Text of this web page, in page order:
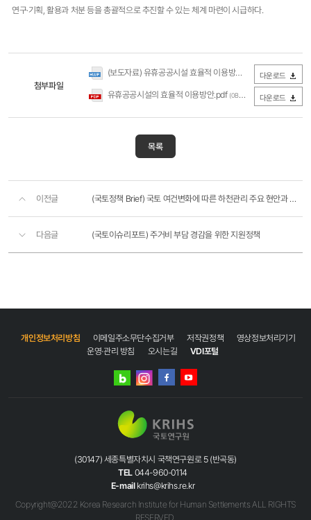
연구‧기획, 활용과 처분 등을 총괄적으로 추진할 수 있는 체계 마련이 시급하다.
첨부파일
(보도자료) 유휴공공시설 효율적 이용방안(국토정책브리프).hwp 다운로드
유휴공공시설의 효율적 이용방안.pdf (0Byte / 다운로드 720회) 다운로드
목록
이전글 (국토정책 Brief) 국토 여건변화에 따른 하천관리 주요 현안과 정책과제
다음글 (국토이슈리포트) 주거비 부담 경감을 위한 지원정책
개인정보처리방침 이메일주소무단수집거부 저작권정책
영상정보처리기기
운영·관리 방침
오시는길 VDI포털
네이버
인스타그램
(30147) 세종특별자치시 국책연구원로 5 (반곡동)
TEL 044-960-0114
E-mail krihs@krihs.re.kr
Copyright@2022 Korea Research Institute for Human Settlements ALL RIGHTS
RESERVED.